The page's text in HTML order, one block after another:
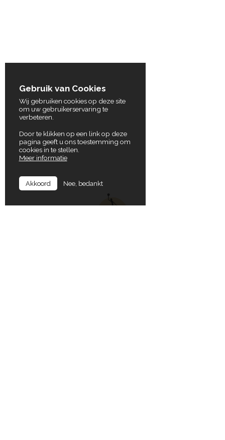
Gebruik van Cookies
Wij gebruiken cookies op deze site
om uw gebruikerservaring te
verbeteren.
Door te klikken op een link op deze
pagina geeft u ons toestemming om
cookies in te stellen.
Meer informatie
Akkoord Nee, bedankt